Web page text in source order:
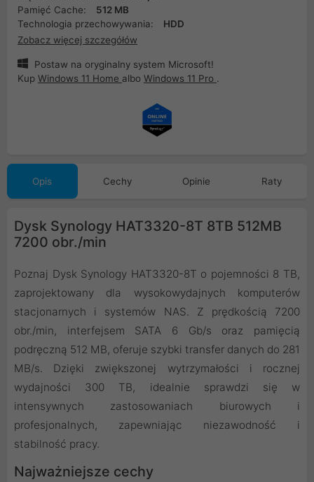
Pamięć Cache:
512 MB
Technologia przechowywania:
HDD
Zobacz więcej szczegółów
Postaw na oryginalny system Microsoft!
Kup Windows 11 Home albo Windows 11 Pro .
Opis Cechy Opinie Raty
Dysk Synology HAT3320-8T 8TB 512MB
7200 obr./min
Poznaj Dysk Synology HAT3320-8T o pojemności 8 TB,
zaprojektowany dla wysokowydajnych komputerów
stacjonarnych i systemów NAS. Z prędkością 7200
obr./min, interfejsem SATA 6 Gb/s oraz pamięcią
podręczną 512 MB, oferuje szybki transfer danych do 281
MB/s. Dzięki zwiększonej wytrzymałości i rocznej
wydajności 300 TB, idealnie sprawdzi się w
intensywnych zastosowaniach biurowych i
profesjonalnych, zapewniając niezawodność i
stabilność pracy.
Najważniejsze cechy